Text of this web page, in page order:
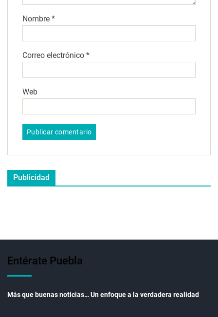
Nombre *
Correo electrónico *
Web
Publicidad
Entérate Puebla
Más que buenas noticias… Un enfoque a la verdadera realidad